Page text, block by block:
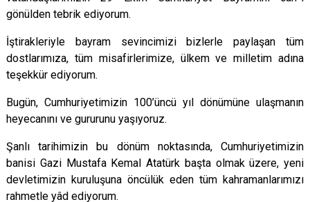
gönülden tebrik ediyorum.
İştirakleriyle bayram sevincimizi bizlerle paylaşan tüm
dostlarımıza, tüm misafirlerimize, ülkem ve milletim adına
teşekkür ediyorum.
Bugün, Cumhuriyetimizin 100’üncü yıl dönümüne ulaşmanın
heyecanını ve gururunu yaşıyoruz.
Şanlı tarihimizin bu dönüm noktasında, Cumhuriyetimizin
banisi Gazi Mustafa Kemal Atatürk başta olmak üzere, yeni
devletimizin kuruluşuna öncülük eden tüm kahramanlarımızı
rahmetle yâd ediyorum.